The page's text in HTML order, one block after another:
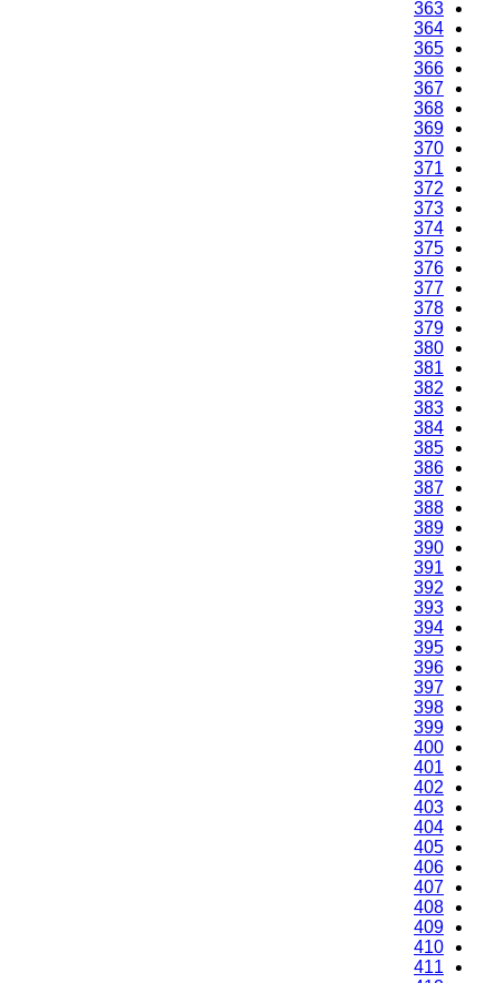
363
364
365
366
367
368
369
370
371
372
373
374
375
376
377
378
379
380
381
382
383
384
385
386
387
388
389
390
391
392
393
394
395
396
397
398
399
400
401
402
403
404
405
406
407
408
409
410
411